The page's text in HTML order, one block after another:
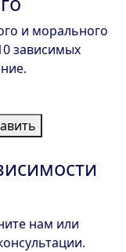
и морального
зависимых
нам или